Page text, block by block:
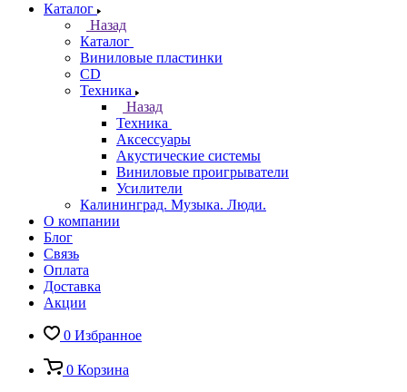
Каталог
Назад
Каталог
Виниловые пластинки
CD
Техника
Назад
Техника
Аксессуары
Акустические системы
Виниловые проигрыватели
Усилители
Калининград. Музыка. Люди.
О компании
Блог
Связь
Оплата
Доставка
Акции
0 Избранное
0 Корзина